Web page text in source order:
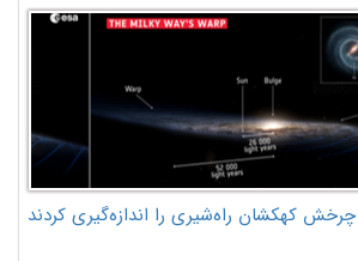
کهکشان راه‌شیری را اندازه‌گیری کردند